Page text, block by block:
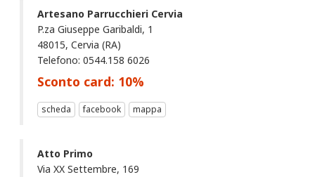
Artesano Parrucchieri Cervia
P.za Giuseppe Garibaldi, 1
48015, Cervia (RA)
Telefono: 0544.158 6026
Sconto card: 10%
scheda facebook mappa
Atto Primo
Via XX Settembre, 169